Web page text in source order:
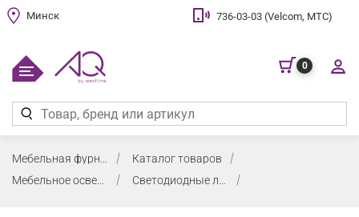
Минск 736-03-03 (Velcom, МТС)
0
Каталог товаров
Мебельное освещение
Светодиодные ленты, клипсы и аксессуары